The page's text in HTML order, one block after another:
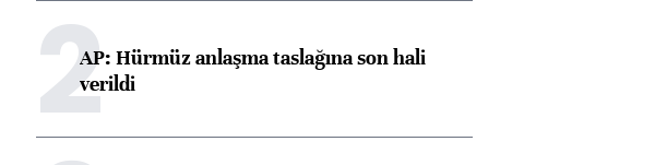
2AP: Hürmüz anlaşma taslağına son hali
verildi